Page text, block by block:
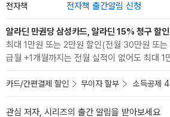
전자책 전자책 출간알림 신청
알라딘 만권당 삼성카드, 알라딘 15% 청구 할인
최대 1만원 또는 2만원 할인(전월 30만원 또
급월 +1개월까지는 전월 실적이 없어도 최대 1
카드/간편결제 할인 무이자 할부 소득공제
관심 저자, 시리즈의 출간 알림을 받아보세요